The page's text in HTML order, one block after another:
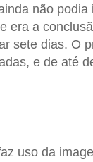
não
era a
sete dias. O
e de até
uso da